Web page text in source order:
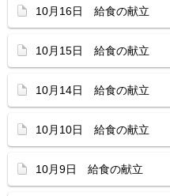
10月16日 給食の献立
10月15日 給食の献立
10月14日 給食の献立
10月10日 給食の献立
10月9日 給食の献立